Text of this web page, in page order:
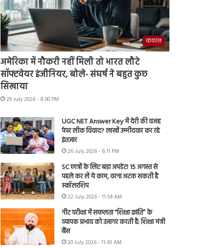
वायरल
अमेरिका में नौकरी नहीं मिली तो भारत लौटे
सॉफ्टवेयर इंजीनियर, बोले- संघर्ष ने बहुत कुछ
सिखाया
29 July 2026 - 8:00 PM
UGC NET Answer Key में देरी की वजह
पेपर लीक विवाद? लाखों उम्मीदवार कर रहे
इंतजार
26 July 2026 - 6:11 PM
SC छात्रों के लिए बड़ा अपडेट! 15 अगस्त से
पहले कर लें ये काम, वरना अटक सकती है
स्कॉलरशिप
22 July 2026 - 11:54 AM
नीट परीक्षा में सफलता “शिक्षा क्रांति” के
व्यापक प्रभाव को उजागर करती है: शिक्षा मंत्री
बैंस
20 July 2026 - 11:43 AM